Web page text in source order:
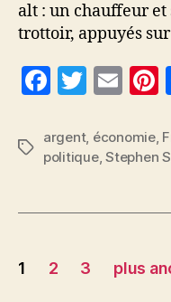
alt : un chauffeur
trottoir, appuyés
F
c
e
o
o
k
T
itt
er
E
ai
l
Étiquettes
argent, économie,
politique,Stephen
Pagination
1 2 3 plus